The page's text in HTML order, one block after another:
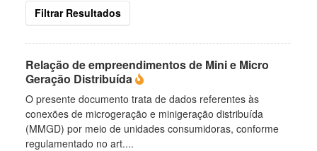
Filtrar Resultados
Relação de empreendimentos de Mini e Micro
Geração Distribuída
O presente documento trata de dados referentes às
conexões de microgeração e minigeração distribuída
(MMGD) por meio de unidades consumidoras, conforme
regulamentado no art....